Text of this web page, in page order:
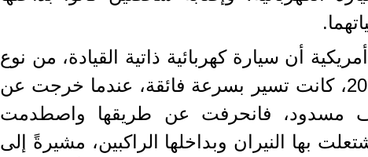
أن سيارة كهربائية ذاتية القيادة، من نوع
»، طراز عام 2019، كانت تسير بسرعة فائقة، عندما خرجت عن
مسدود، فانحرفت عن طريقها واصطدمت
بها النيران وبداخلها الراكبين، مشيرةً إلى